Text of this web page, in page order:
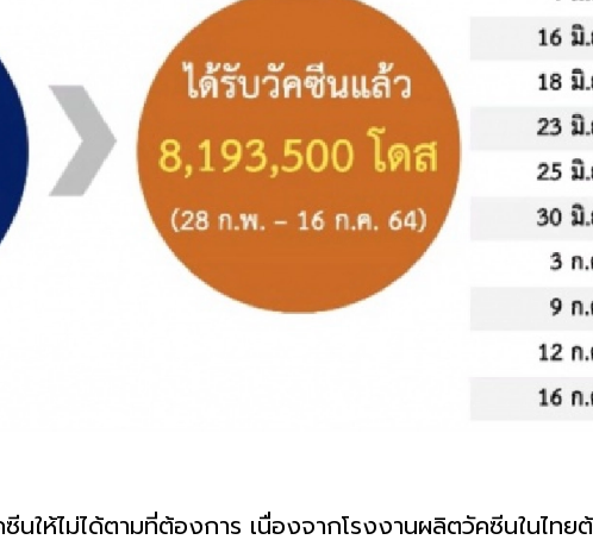
นให้ไม่ได้ตามที่ต้องการ เนื่องจากโรงงานผลิตวัคซีนในไทย